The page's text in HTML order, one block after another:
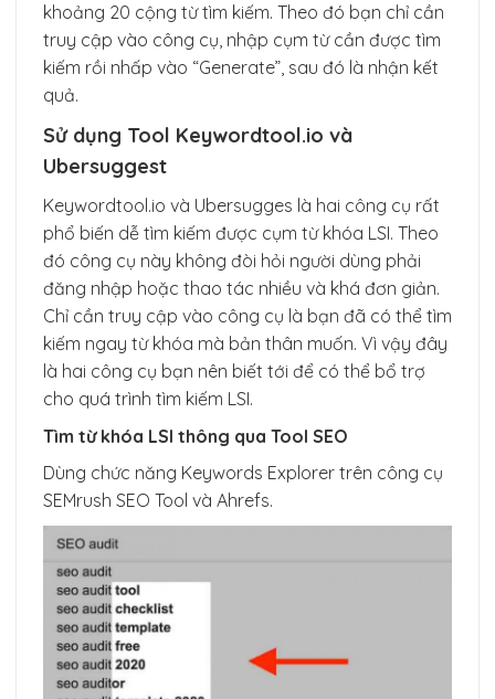
khoảng 20 cộng từ tìm kiếm. Theo đó bạn chỉ cần
truy cập vào công cụ, nhập cụm từ cần được tìm
kiếm rồi nhấp vào “Generate”, sau đó là nhận kết
quả.
Sử dụng Tool Keywordtool.io và
Ubersuggest
Keywordtool.io và Ubersugges là hai công cụ rất
phổ biến dễ tìm kiếm được cụm từ khóa LSI. Theo
đó công cụ này không đòi hỏi người dùng phải
đăng nhập hoặc thao tác nhiều và khá đơn giản.
Chỉ cần truy cập vào công cụ là bạn đã có thể tìm
kiếm ngay từ khóa mà bản thân muốn. Vì vậy đây
là hai công cụ bạn nên biết tới để có thể bổ trợ
cho quá trình tìm kiếm LSI.
Tìm từ khóa LSI thông qua Tool SEO
Dùng chức năng Keywords Explorer trên công cụ
SEMrush SEO Tool và Ahrefs.